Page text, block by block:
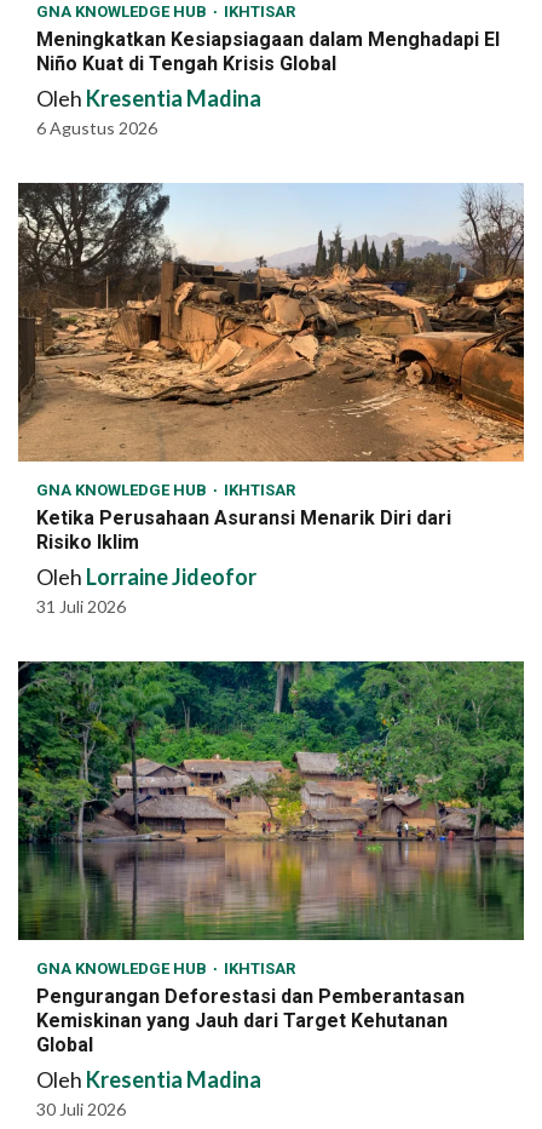
GNA KNOWLEDGE HUB IKHTISAR
Meningkatkan Kesiapsiagaan dalam Menghadapi El
Niño Kuat di Tengah Krisis Global
Oleh Kresentia Madina
6 Agustus 2026
GNA KNOWLEDGE HUB IKHTISAR
Ketika Perusahaan Asuransi Menarik Diri dari
Risiko Iklim
Oleh Lorraine Jideofor
31 Juli 2026
GNA KNOWLEDGE HUB IKHTISAR
Pengurangan Deforestasi dan Pemberantasan
Kemiskinan yang Jauh dari Target Kehutanan
Global
Oleh Kresentia Madina
30 Juli 2026